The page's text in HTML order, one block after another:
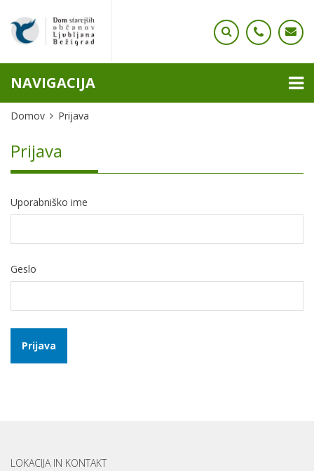
NAVIGACIJA
Domov Prijava
Prijava
Uporabniško ime
Geslo
Prijava
LOKACIJA IN KONTAKT